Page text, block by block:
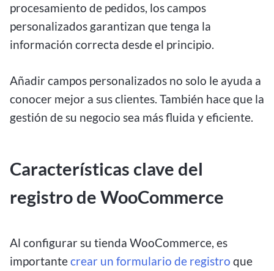
procesamiento de pedidos, los campos
personalizados garantizan que tenga la
información correcta desde el principio.
Añadir campos personalizados no solo le ayuda a
conocer mejor a sus clientes. También hace que la
gestión de su negocio sea más fluida y eficiente.
Características clave del
registro de WooCommerce
Al configurar su tienda WooCommerce, es
importantecrear un formulario de registro que